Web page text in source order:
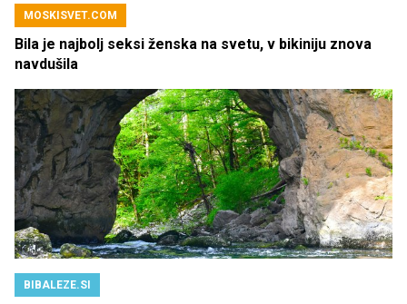
MOSKISVET.COM
Bila je najbolj seksi ženska na svetu, v bikiniju znova
navdušila
BIBALEZE.SI